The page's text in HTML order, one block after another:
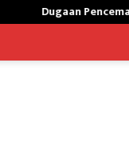
Penyebab Ikan